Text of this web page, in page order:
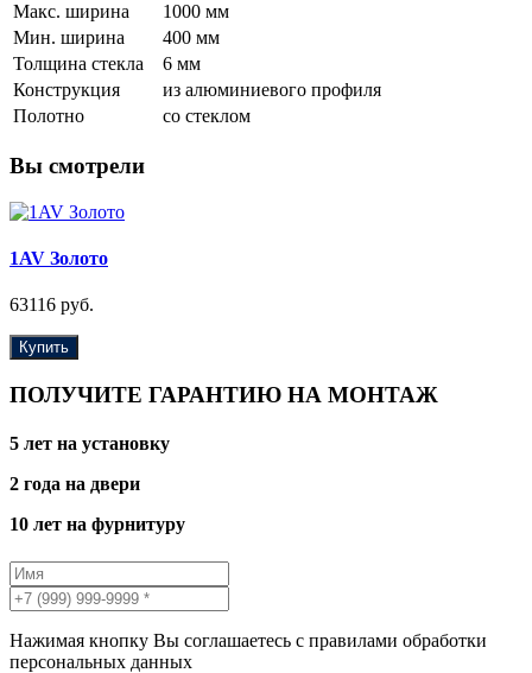
Макс. ширина
1000 мм
Мин. ширина
400 мм
Толщина стекла
6 мм
Конструкция
из алюминиевого профиля
Полотно
со стеклом
Вы смотрели
1AV Золото
63116 руб.
Купить
ПОЛУЧИТЕ ГАРАНТИЮ НА МОНТАЖ
5 лет на установку
2 года на двери
10 лет на фурнитуру
Нажимая кнопку Вы соглашаетесь с правилами обработки
персональных данных